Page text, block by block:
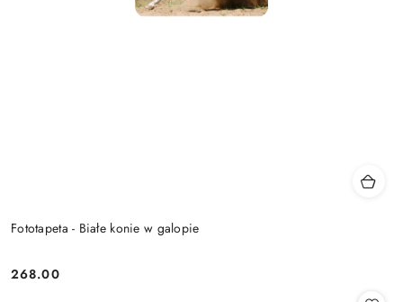
Fototapeta - Białe konie w galopie
Cena:
268.00